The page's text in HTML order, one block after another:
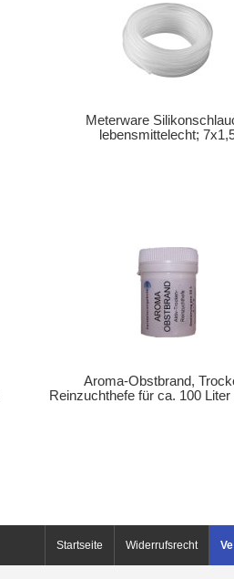
Meterware
lebensmittelecht;
Aroma-Obstbrand,
Reinzuchthefe für ca. 100
Startseite Widerrufsrecht